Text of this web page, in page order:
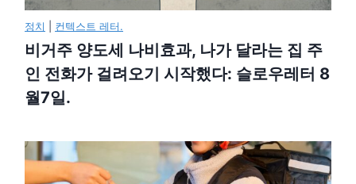
정치 컨텍스트 레터.
비거주 양도세 나비효과, 나가 달라는 집 주
인 전화가 걸려오기 시작했다: 슬로우레터 8
월7일.